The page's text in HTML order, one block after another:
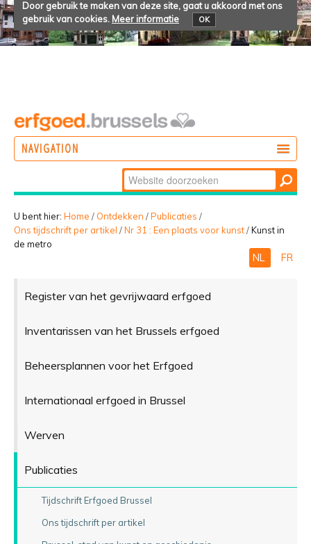
Door gebruik te maken van deze site, gaat u akkoord met ons
gebruik van cookies. Meer informatie OK
NAVIGATION
BELEVEN
Zoek
Geavanceerd
zoeken...
U bent hier: Home / Ontdekken /Publicaties /
Ons tijdschrift per artikel /Nr 31 : Een plaats voor kunst/Kunst in
de metro
NL FR
Register van het gevrijwaard erfgoed
Inventarissen van het Brussels erfgoed
Beheersplannen voor het Erfgoed
Internationaal erfgoed in Brussel
Werven
Publicaties
Tijdschrift Erfgoed Brussel
Ons tijdschrift per artikel